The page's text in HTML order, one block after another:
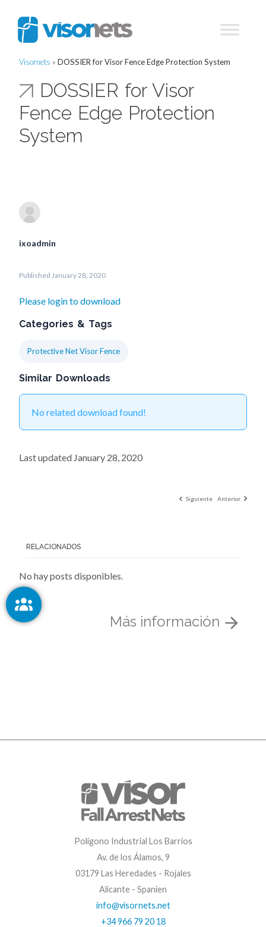
Visornets » DOSSIER for Visor Fence Edge Protection System
DOSSIER for Visor
Fence Edge Protection
System
ixoadmin
Published January 28, 2020
Please login to download
Categories & Tags
Protective Net Visor Fence
Similar Downloads
No related download found!
Last updated January 28, 2020
Siguiente Anterior
RELACIONADOS
No hay posts disponibles.
Más información
Polígono Industrial Los Barrios
Av. de los Álamos, 9
03179 Las Heredades - Rojales
Alicante - Spanien
info@visornets.net
+34 966 79 20 18